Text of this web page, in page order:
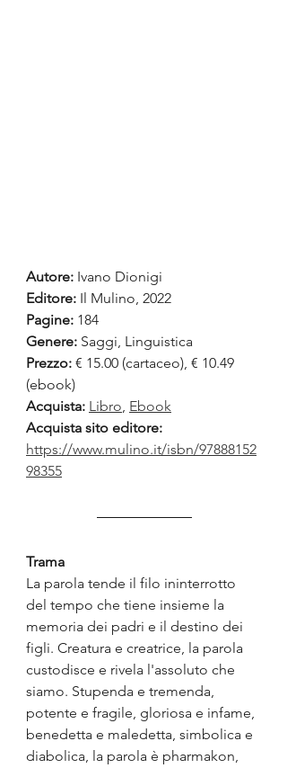
Autore: Ivano Dionigi
Editore: Il Mulino, 2022
Pagine: 184
Genere: Saggi, Linguistica
Prezzo: € 15.00 (cartaceo), € 10.49
(ebook)
Acquista: Libro, Ebook
Acquista sito editore:
https://www.mulino.it/isbn/97888152
98355
Trama
La parola tende il filo ininterrotto
del tempo che tiene insieme la
memoria dei padri e il destino dei
figli. Creatura e creatrice, la parola
custodisce e rivela l'assoluto che
siamo. Stupenda e tremenda,
potente e fragile, gloriosa e infame,
benedetta e maledetta, simbolica e
diabolica, la parola è pharmakon,